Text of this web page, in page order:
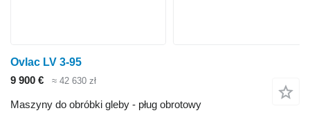
Ovlac LV 3-95
9 900 €
≈ 42 630 zł
Maszyny do obróbki gleby - pług obrotowy